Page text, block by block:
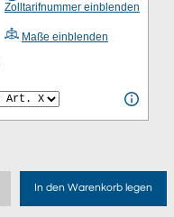
Zolltarifnummer einblenden
Maße einblenden
In den Warenkorb legen